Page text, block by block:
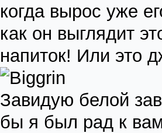
когда вырос уже
как он выглядит
напиток! Или это
Завидую белой
бы я был рад к